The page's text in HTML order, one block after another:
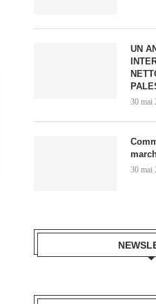
UN
30 mai
30 mai